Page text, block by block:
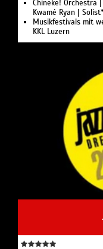
Chineke! Orchestra |
Kwamé Ryan |
Musikfestivals mit
KKL Luzern